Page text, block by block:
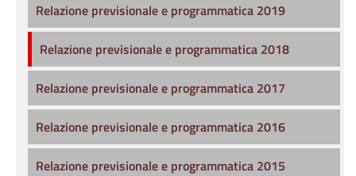
Relazione previsionale e programmatica 2019
Relazione previsionale e programmatica 2018
Relazione previsionale e programmatica 2017
Relazione previsionale e programmatica 2016
Relazione previsionale e programmatica 2015